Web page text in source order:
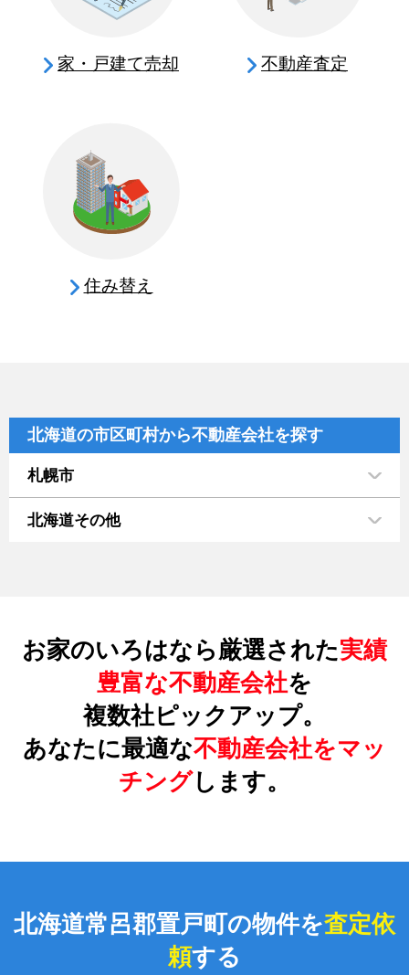
家・戸建て売却 不動産査定
住み替え
北海道の市区町村から不動産会社を探す
札幌市
北海道その他
お家のいろはなら厳選された実績
豊富な不動産会社を
複数社ピックアップ。
あなたに最適な不動産会社をマッ
チングします。
北海道常呂郡置戸町の物件を査定依
頼する